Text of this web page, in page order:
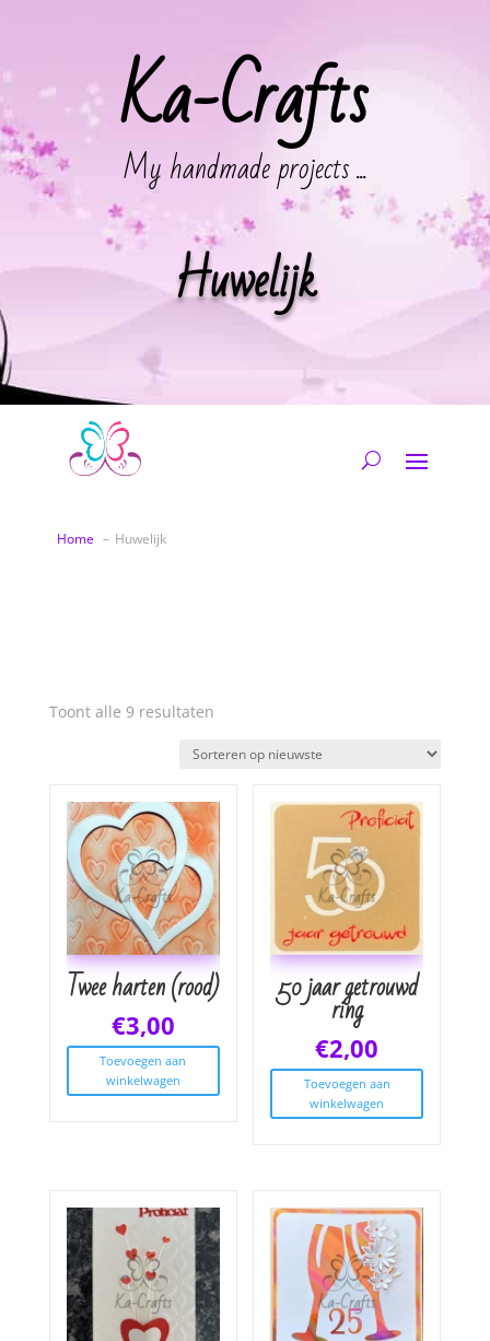
Ka-Crafts
My handmade projects ...
Huwelijk
Home Huwelijk
Toont alle 9 resultatenGesorteerd
nieuwste
Twee harten (rood)
€3,00
Toevoegen aan
winkelwagen
50 jaar getrouwd
ring
€2,00
Toevoegen aan
winkelwagen